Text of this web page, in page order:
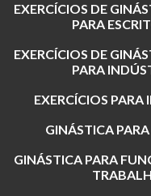
EXERCÍCIOS DE
PARA
EXERCÍCIOS DE
PARA
EXERCÍCIOS PARA
GINÁSTICA
GINÁSTICA PARA